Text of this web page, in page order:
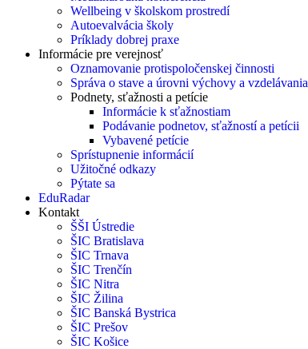
Wellbeing v školskom prostredí
Autoevalvácia školy
Príklady dobrej praxe
Informácie pre verejnosť
Oznamovanie protispoločenskej činnosti
Správa o stave a úrovni výchovy a vzdelávania
Podnety, sťažnosti a petície
Informácie k sťažnostiam
Podávanie podnetov, sťažností a petícii
Vybavené petície
Sprístupnenie informácií
Užitočné odkazy
Pýtate sa
EduRadar
Kontakt
ŠŠI Ústredie
ŠIC Bratislava
ŠIC Trnava
ŠIC Trenčín
ŠIC Nitra
ŠIC Žilina
ŠIC Banská Bystrica
ŠIC Prešov
ŠIC Košice